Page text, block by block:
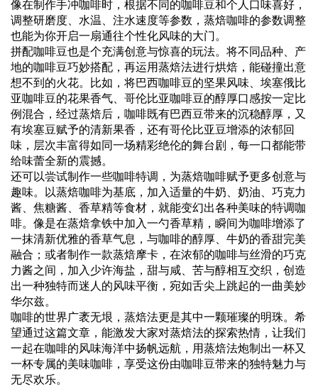
像在制作手冲咖啡时，根据不同的咖啡豆和个人口味喜好，
调整研磨度、水温、注水速度等参数，蒸焙咖啡的参数调整
也能为你开启一扇通往个性化风味的大门。
拼配咖啡豆也是个充满创意与惊喜的玩法。将不同品种、产
地的咖啡豆巧妙搭配，再运用蒸焙法进行烘焙，能碰撞出意
想不到的火花。比如，将巴西咖啡豆的坚果风味、埃塞俄比
亚咖啡豆的花果香气、哥伦比亚咖啡豆的醇厚口感按一定比
例混合，经过蒸焙后，咖啡既有巴西豆带来的沉稳醇厚，又
有埃塞豆赋予的清新果香，还有哥伦比亚豆增添的浓郁回
味，层次丰富得如同一场精彩绝伦的舞台剧，每一口都能带
给味蕾全新的震撼。
还可以尝试制作一些咖啡特调，为蒸焙咖啡赋予更多创意与
趣味。以蒸焙咖啡为基底，加入适量的牛奶、奶油、巧克力
酱、焦糖酱、香草精等食材，就能变幻出各种美味的特调咖
啡。像是在蒸焙拿铁中加入一勺香草精，瞬间为咖啡增添了
一抹清新优雅的香草气息，与咖啡的醇厚、牛奶的香甜完美
融合；或者制作一款蒸焙摩卡，在浓郁的咖啡与丝滑的巧克
力酱之间，加入少许海盐，甜与咸、苦与醇相互交织，创造
出一种独特而迷人的风味平衡，宛如舌尖上跳起的一曲美妙
华尔兹。
咖啡的世界广袤无垠，蒸焙法更是其中一颗璀璨的明珠。希
望通过这篇文章，能激发大家对蒸焙法的探索热情，让我们
一起在咖啡的风味海洋中扬帆远航，用蒸焙法炮制出一杯又
一杯专属的美味咖啡，享受这份由咖啡豆带来的独特魅力与
无尽欢乐。